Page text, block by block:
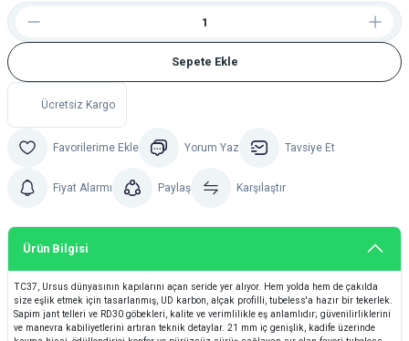
Sepete Ekle
Ücretsiz Kargo
Yorum Yaz Tavsiye Et
Fiyat Alarmı Paylaş Karşılaştır
Ürün Bilgisi
TC37, Ursus dünyasının kapılarını açan seride yer alıyor. Hem yolda hem de çakılda
size eşlik etmek için tasarlanmış, UD karbon, alçak profilli, tubeless'a hazır bir tekerlek.
Sapim jant telleri ve RD30 göbekleri, kalite ve verimlilikle eş anlamlıdır; güvenilirliklerini
ve manevra kabiliyetlerini artıran teknik detaylar. 21 mm iç genişlik, kadife üzerinde